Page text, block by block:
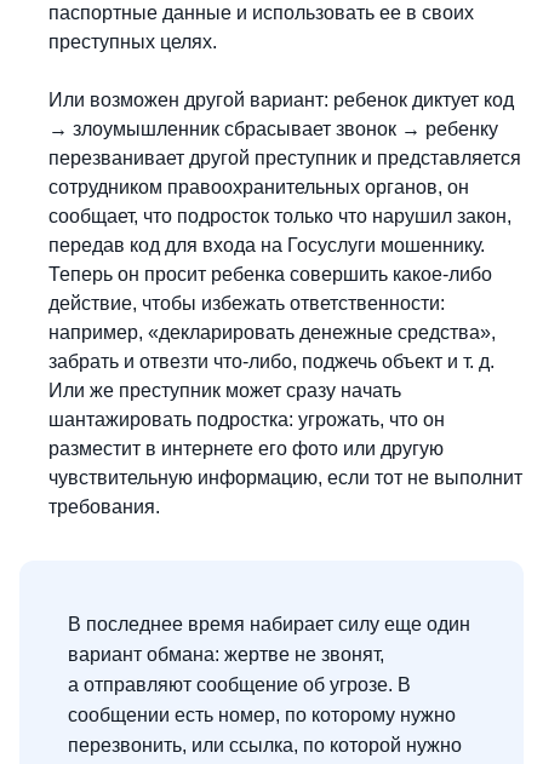
паспортные данные и использовать ее в своих
преступных целях.
Или возможен другой вариант: ребенок диктует код
→ злоумышленник сбрасывает звонок → ребенку
перезванивает другой преступник и представляется
сотрудником правоохранительных органов, он
сообщает, что подросток только что нарушил закон,
передав код для входа на Госуслуги мошеннику.
Теперь он просит ребенка совершить какое-либо
действие, чтобы избежать ответственности:
например, «декларировать денежные средства»,
забрать и отвезти что-либо, поджечь объект и т. д.
Или же преступник может сразу начать
шантажировать подростка: угрожать, что он
разместит в интернете его фото или другую
чувствительную информацию, если тот не выполнит
требования.
В последнее время набирает силу еще один
вариант обмана: жертве не звонят,
а отправляют сообщение об угрозе. В
сообщении есть номер, по которому нужно
перезвонить, или ссылка, по которой нужно